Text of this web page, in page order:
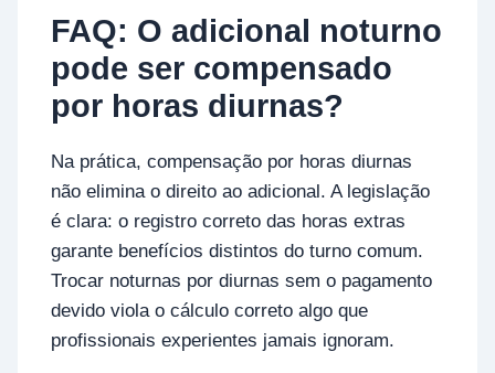
FAQ: O adicional noturno
pode ser compensado
por horas diurnas?
Na prática, compensação por horas diurnas
não elimina o direito ao adicional. A legislação
é clara: o registro correto das horas extras
garante benefícios distintos do turno comum.
Trocar noturnas por diurnas sem o pagamento
devido viola o cálculo correto algo que
profissionais experientes jamais ignoram.